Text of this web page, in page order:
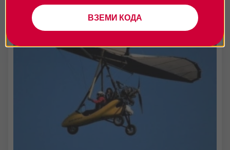
ВЗЕМИ КОДА